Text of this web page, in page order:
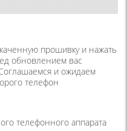
прошивку и нажать
обновлением вас
и ожидаем
телефон
телефонного аппарата